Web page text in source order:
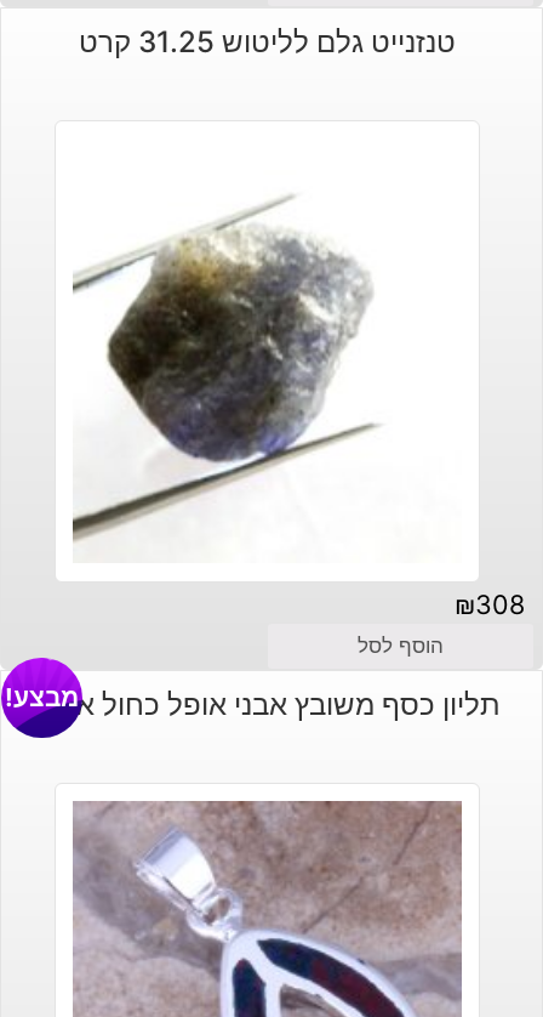
המקורי
הנוכחי
טנזנייט גלם לליטוש 31.25 קרט
₪308
הוסף לסל
תליון כסף משובץ אבני אופל כחול אדום
מבצע!